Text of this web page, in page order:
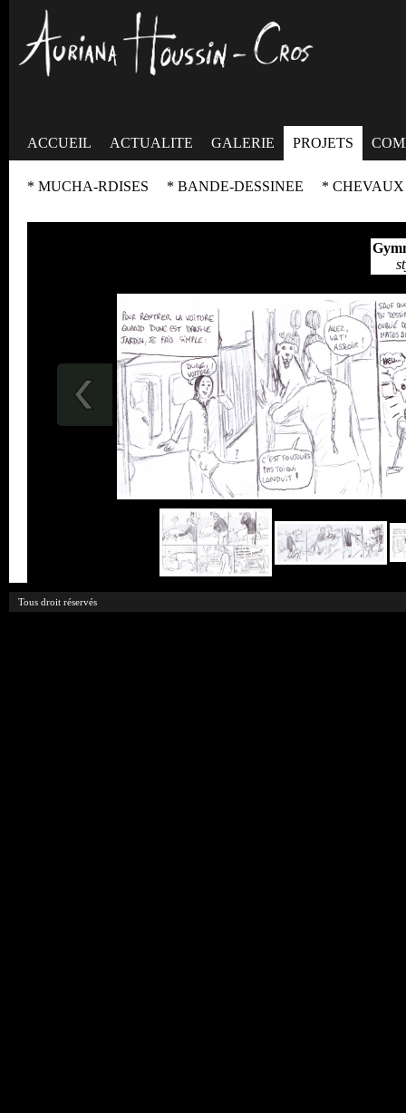
ACCUEIL ACTUALITE GALERIE PROJETS
* MUCHA-RDISES * BANDE-DESSINEE *
Tous droit réservés